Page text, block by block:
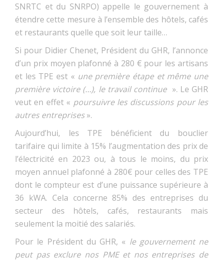
SNRTC et du SNRPO) appelle le gouvernement à
étendre cette mesure à l’ensemble des hôtels, cafés
et restaurants quelle que soit leur taille…
Si pour Didier Chenet, Président du GHR, l’annonce
d’un prix moyen plafonné à 280 € pour les artisans
et les TPE est « une première étape et même une
première victoire (…), le travail continue ». Le GHR
veut en effet « poursuivre les discussions pour les
autres entreprises».
Aujourd’hui, les TPE bénéficient du bouclier
tarifaire qui limite à 15% l’augmentation des prix de
l’électricité en 2023 ou, à tous le moins, du prix
moyen annuel plafonné à 280€ pour celles des TPE
dont le compteur est d’une puissance supérieure à
36 kWA. Cela concerne 85% des entreprises du
secteur des hôtels, cafés, restaurants mais
seulement la moitié des salariés.
Pour le Président du GHR, « le gouvernement ne
peut pas exclure nos PME et nos entreprises de